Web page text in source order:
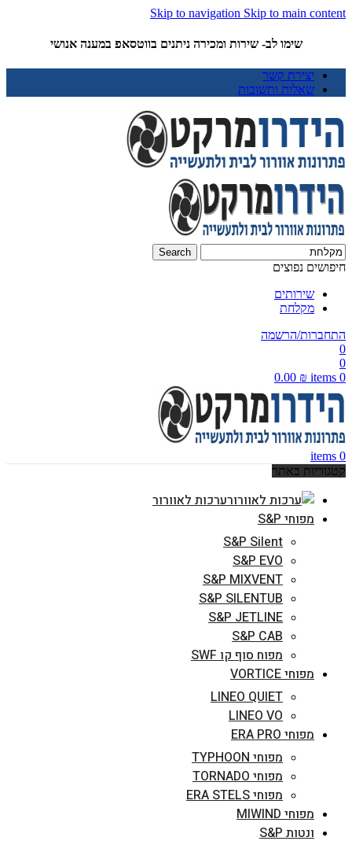
Skip to navigation Skip to main content
שימו לב- שירות ומכירה ניתנים בווטסאפ במענה אנושי
יצירת קשר
שאלות ותשובות
Search
חיפושים נפוצים
שירותים
מקלחת
התחברות/הרשמה
0
0
0
items
0.00 ₪
0
items
קטגוריות באתר
ערכות לאוורור
מפוחי S&P
S&P Silent
S&P EVO
S&P MIXVENT
S&P SILENTUB
S&P JETLINE
S&P CAB
מפוח סוף קו SWF
מפוחי VORTICE
LINEO QUIET
LINEO VO
מפוחי ERA PRO
מפוחי TYPHOON
מפוחי TORNADO
מפוחי ERA STELS
מפוחי MIWIND
ונטות S&P